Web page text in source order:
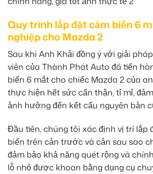
Quy trình lắp đặt cảm biến 6
nghiệp cho Mazda 2
Sau khi Anh Khải đồng ý với giải
viên của Thành Phát Auto đã tiến
biến 6 mắt cho chiếc Mazda 2 của
thực hiện hết sức cẩn thận, tỉ mỉ,
ảnh hưởng đến kết cấu nguyên bản
Đầu tiên, chúng tôi xác định vị trí lắp
biến trên cản trước và cản sau sao
đảm bảo khả năng quét rộng và
lỗ nhỏ được khoan bằng dụng cụ